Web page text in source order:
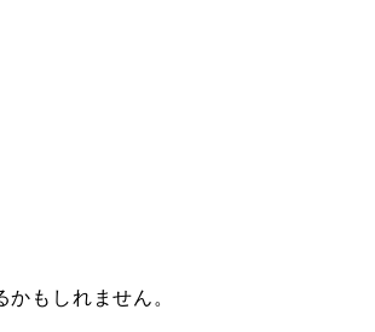
もしれません。